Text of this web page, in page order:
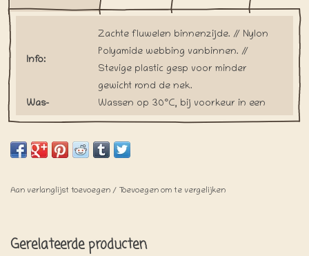
Info:
Zachte fluwelen binnenzijde. // Nylon
Polyamide webbing vanbinnen. //
Stevige plastic gesp voor minder
gewicht rond de nek.
Was-
voorschriften:
Wassen op 30°C, bij voorkeur in een
waszakje. Drogen aan het wasrek.
hand gemaakt bij bestelling. Hierdoor
Gelieve rekening te houden met iets
Aan verlanglijst toevoegen / Toevoegen om te vergelijken
Gerelateerde producten